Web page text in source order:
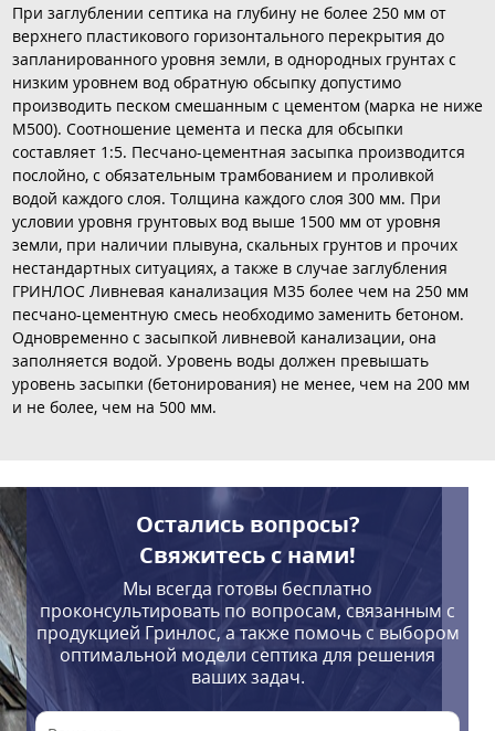
При заглублении септика на глубину не более 250 мм от
верхнего пластикового горизонтального перекрытия до
запланированного уровня земли, в однородных грунтах с
низким уровнем вод обратную обсыпку допустимо
производить песком смешанным с цементом (марка не ниже
М500). Соотношение цемента и песка для обсыпки
составляет 1:5. Песчано-цементная засыпка производится
послойно, с обязательным трамбованием и проливкой
водой каждого слоя. Толщина каждого слоя 300 мм. При
условии уровня грунтовых вод выше 1500 мм от уровня
земли, при наличии плывуна, скальных грунтов и прочих
нестандартных ситуациях, а также в случае заглубления
ГРИНЛОС Ливневая канализация М35 более чем на 250 мм
песчано-цементную смесь необходимо заменить бетоном.
Одновременно с засыпкой ливневой канализации, она
заполняется водой. Уровень воды должен превышать
уровень засыпки (бетонирования) не менее, чем на 200 мм
и не более, чем на 500 мм.
Остались вопросы?
Свяжитесь с нами!
Мы всегда готовы бесплатно
проконсультировать по вопросам, связанным с
продукцией Гринлос, а также помочь с выбором
оптимальной модели септика для решения
ваших задач.